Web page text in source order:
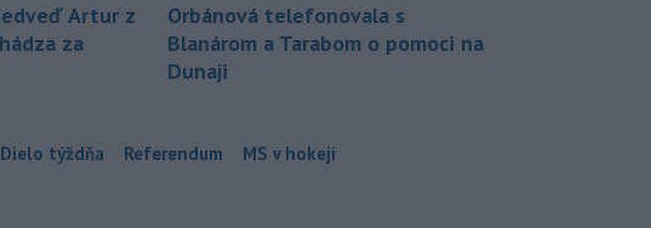
Artur z
za
Orbánová telefonovala s
Blanárom a Tarabom o pomoci na
Dunaji
Dielo týždňa Referendum MS v hokeji